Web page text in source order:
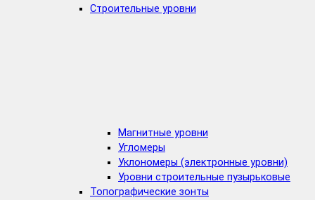
Строительные уровни
Магнитные уровни
Угломеры
Уклономеры (электронные уровни)
Уровни строительные пузырьковые
Топографические зонты